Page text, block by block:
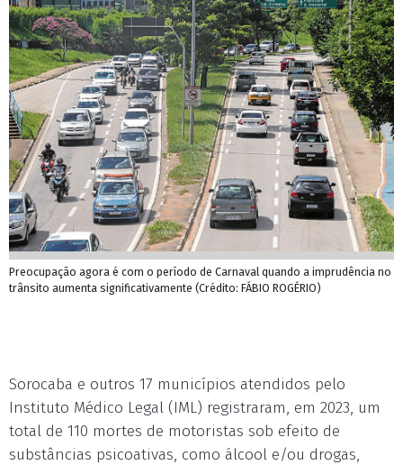
Preocupação agora é com o período de Carnaval quando a imprudência no
trânsito aumenta significativamente (Crédito: FÁBIO ROGÉRIO)
Sorocaba e outros 17 municípios atendidos pelo
Instituto Médico Legal (IML) registraram, em 2023, um
total de 110 mortes de motoristas sob efeito de
substâncias psicoativas, como álcool e/ou drogas,